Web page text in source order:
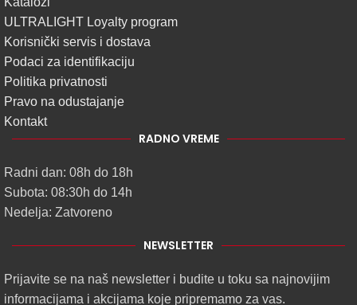
ULTRALIGHT Loyalty program
Korisnički servis i dostava
Podaci za identifikaciju
Politika privatnosti
Pravo na odustajanje
Kontakt
RADNO VREME
Radni dan: 08h do 18h
Subota: 08:30h do 14h
Nedelja: Zatvoreno
NEWSLETTER
Prijavite se na naš newsletter i budite u toku sa najnovijim
informacijama i akcijama koje pripremamo za vas.